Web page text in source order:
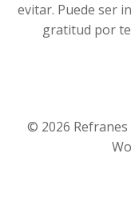
evitar. Puede ser
gratitud por
© 2026